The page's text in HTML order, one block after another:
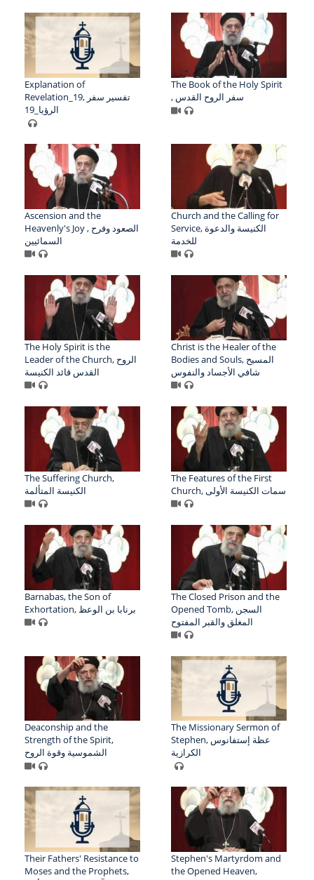
Explanation of
Revelation_19, تفسير سفر
الرؤيا_19
The Book of the Holy Spirit
, سفر الروح القدس
Ascension and the
Heavenly's Joy , الصعود وفرح
السمائيين
Church and the Calling for
Service, الكنيسة والدعوة
للخدمة
The Holy Spirit is the
Leader of the Church, الروح
القدس قائد الكنيسة
Christ is the Healer of the
Bodies and Souls, المسيح
شافي الأجساد والنفوس
The Suffering Church,
الكنيسة المتألمة
The Features of the First
Church, سمات الكنيسة الأولى
Barnabas, the Son of
Exhortation, برنابا بن الوعظ
The Closed Prison and the
Opened Tomb, السجن
المغلق والقبر المفتوح
Deaconship and the
Strength of the Spirit,
الشموسية وقوة الروح
The Missionary Sermon of
Stephen, عظة إستفانوس
الكرازية
Their Fathers' Resistance to
Moses and the Prophets,
Stephen's Martyrdom and
the Opened Heaven,